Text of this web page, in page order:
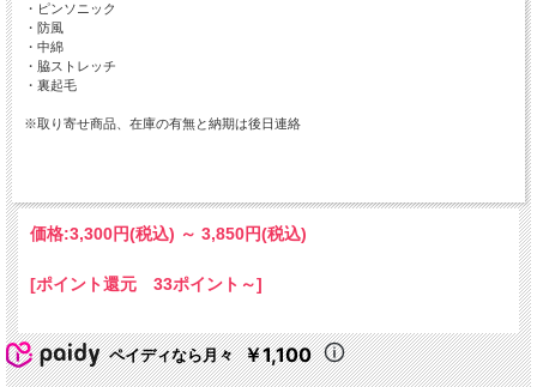
・ピンソニック
・防風
・中綿
・脇ストレッチ
・裏起毛
※取り寄せ商品、在庫の有無と納期は後日連絡
価格:3,300円(税込) ～ 3,850円(税込)
[ポイント還元 33ポイント～]
ペイディなら月々 ￥1,100